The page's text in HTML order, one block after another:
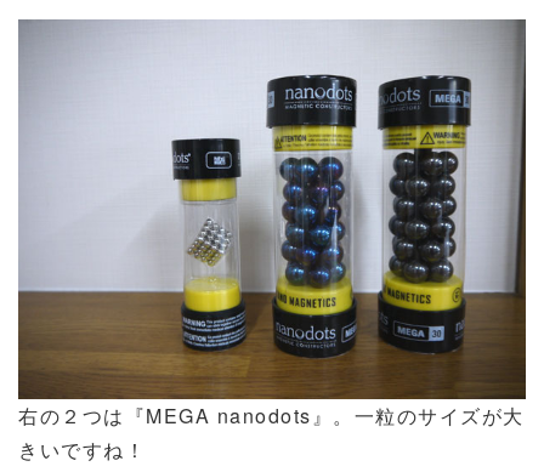
右の２つは『MEGA nanodots』。一粒のサイズが大
きいですね！